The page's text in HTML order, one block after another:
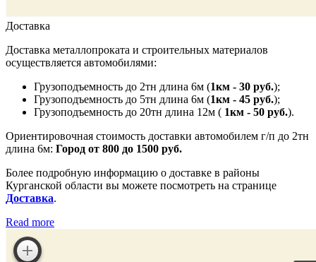
Доставка
Доставка металлопроката и строительных материалов
осуществляется автомобилями:
Грузоподъемность до 2тн длина 6м (1км - 30 руб.);
Грузоподъемность до 5тн длина 6м (1км - 45 руб.);
Грузоподъемность до 20тн длина 12м ( 1км - 50 руб.).
Ориентировочная стоимость доставки автомобилем г/п до 2тн
длина 6м: Город от 800 до 1500 руб.
Более подробную информацию о доставке в районы
Курганской области вы можете посмотреть на странице
Доставка.
Read more